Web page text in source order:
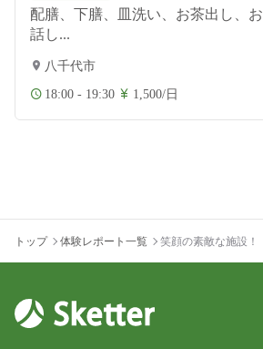
配膳、下膳、皿洗い、お茶出し、お
話し...
八千代市
18:00 - 19:30 1,500/日
トップ 体験レポート一覧 笑顔の素敵な施設！